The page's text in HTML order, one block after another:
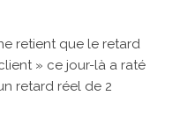
retient que le retard
» ce jour-là a raté
retard réel de 2